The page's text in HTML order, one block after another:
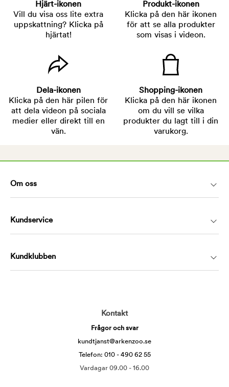
Hjärt-ikonen
Vill du visa oss lite extra
uppskattning? Klicka på
hjärtat!
Produkt-ikonen
Klicka på den här ikonen
för att se alla produkter
som visas i videon.
Dela-ikonen
Klicka på den här pilen för
att dela videon på sociala
medier eller direkt till en
vän.
Shopping-ikonen
Klicka på den här ikonen
om du vill se vilka
produkter du lagt till i din
varukorg.
Om oss
Kundservice
Kundklubben
Kontakt
Frågor och svar
kundtjanst@arkenzoo.se
Telefon: 010 - 490 62 55
Vardagar 09.00 - 16.00